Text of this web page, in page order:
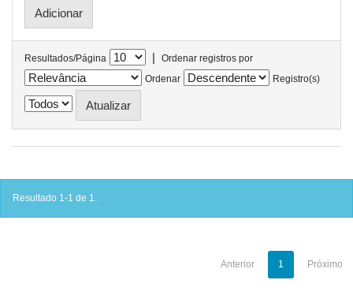
Resultados/Página |
Ordenar registros por
Ordenar
Registro(s)
Resultado 1-1 de 1.
Anterior 1 Próximo